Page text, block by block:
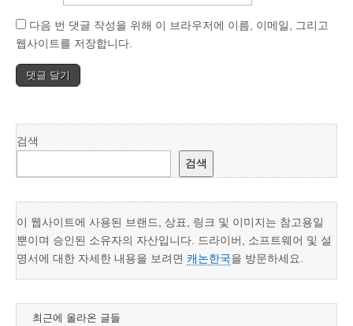
다음 번 댓글 작성을 위해 이 브라우저에 이름, 이메일, 그리고
웹사이트를 저장합니다.
검색
검색
이 웹사이트에 사용된 브랜드, 상표, 링크 및 이미지는 참고용일
뿐이며 승인된 소유자의 자산입니다. 드라이버, 소프트웨어 및 설
명서에 대한 자세한 내용을 보려면 캐논한국을 방문하세요.
최근에 올라온 글들